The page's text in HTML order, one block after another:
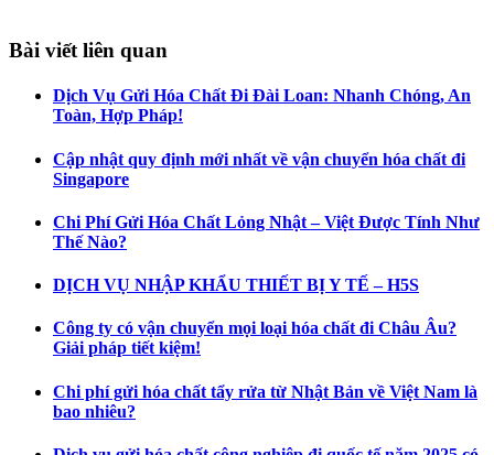
Bài viết liên quan
Dịch Vụ Gửi Hóa Chất Đi Đài Loan: Nhanh Chóng, An
Toàn, Hợp Pháp!
Cập nhật quy định mới nhất về vận chuyển hóa chất đi
Singapore
Chi Phí Gửi Hóa Chất Lỏng Nhật – Việt Được Tính Như
Thế Nào?
DỊCH VỤ NHẬP KHẨU THIẾT BỊ Y TẾ – H5S
Công ty có vận chuyển mọi loại hóa chất đi Châu Âu?
Giải pháp tiết kiệm!
Chi phí gửi hóa chất tẩy rửa từ Nhật Bản về Việt Nam là
bao nhiêu?